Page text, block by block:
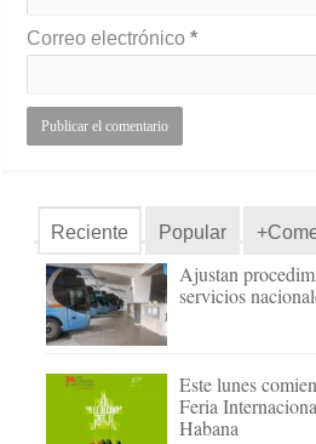
Correo electrónico*
Reciente Popular
Ajustan
servicios
Este lunes
Feria
Habana